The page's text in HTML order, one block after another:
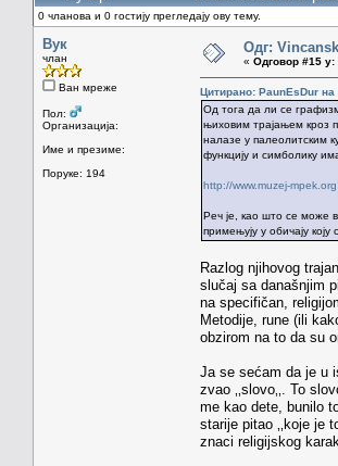
0 чланова и 0 гостију прегледају ову тему.
Вук
члан
Ван мреже
Пол:
Организација:
Име и презиме:
Поруке: 194
Одг:
« Одговор #15 у:
Цитирано: PaunEsDur на
Од тога да ли се
њиховим трајањем кроз
налазе у палеолитским
функцију и симболику
http://www.muzej-
Реч је, као што се може
примењују у обичају коју
Razlog njihovog
slučaj sa današnjim
na specifičan,
Metodije, rune (ili
obzirom na to da su
Ja se sećam da je u
zvao ‚‚slovo‚‚. To
me kao dete, bunilo
starije pitao ‚‚koje je
znaci religijskog